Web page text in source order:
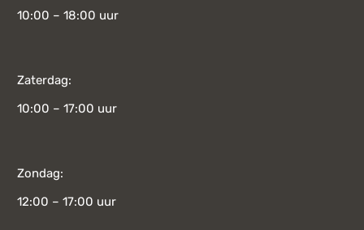
10:00 – 18:00 uur
Zaterdag:
10:00 – 17:00 uur
Zondag:
12:00 – 17:00 uur